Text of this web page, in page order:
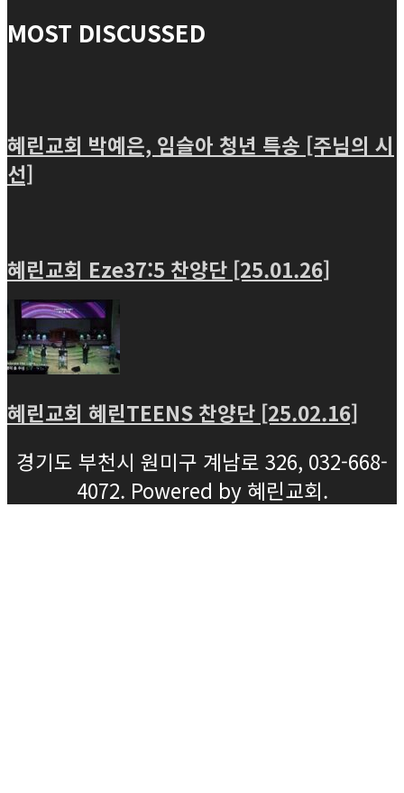
MOST DISCUSSED
혜린교회 박예은, 임슬아 청년 특송 [주님의 시
선]
혜린교회 Eze37:5 찬양단 [25.01.26]
혜린교회 혜린TEENS 찬양단 [25.02.16]
경기도 부천시 원미구 계남로 326, 032-668-
4072. Powered by 혜린교회.